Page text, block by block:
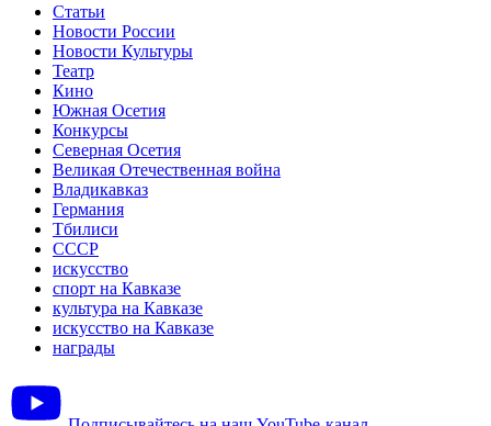
Статьи
Новости России
Новости Культуры
Театр
Кино
Южная Осетия
Конкурсы
Северная Осетия
Великая Отечественная война
Владикавказ
Германия
Тбилиси
СССР
искусство
спорт на Кавказе
культура на Кавказе
искусство на Кавказе
награды